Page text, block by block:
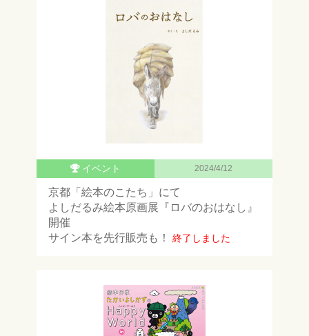
イベント 2024/4/12
京都「絵本のこたち」にて
よしだるみ絵本原画展『ロバのおはなし』
開催
サイン本を先行販売も！
終了しました